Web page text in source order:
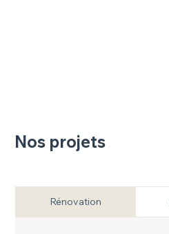
Nos projets
Rénovation